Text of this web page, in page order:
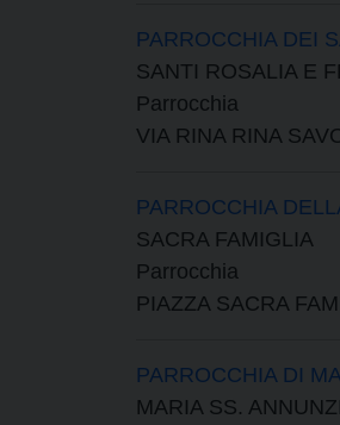
PARROCCHIA DEI
SANTI ROSALIA E
Parrocchia
VIA RINA RINA
PARROCCHIA
SACRA FAMIGLIA
Parrocchia
PIAZZA SACRA
PARROCCHIA DI
MARIA SS.